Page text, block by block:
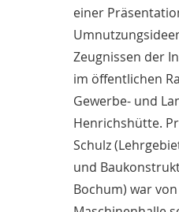
einer
Zeugnissen der
im öffentlichen
Gewerbe- und
Henrichshütte.
Schulz
und
Bochum) war